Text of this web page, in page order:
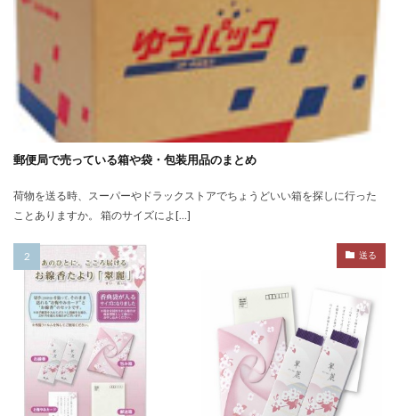
郵便局で売っている箱や袋・包装用品のまとめ
荷物を送る時、スーパーやドラックストアでちょうどいい箱を探しに行った
ことありますか。 箱のサイズによ[…]
送る